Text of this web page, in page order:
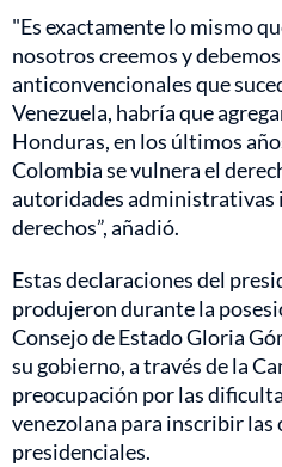
"Es exactamente lo mismo
nosotros creemos y
anticonvencionales que
Venezuela, habría que
Honduras, en los últimos
Colombia se vulnera el
autoridades
derechos”, añadió.
Estas declaraciones del
produjeron durante la
Consejo de Estado Gloria
su gobierno, a través de la
preocupación por las
venezolana para inscribir las
presidenciales.